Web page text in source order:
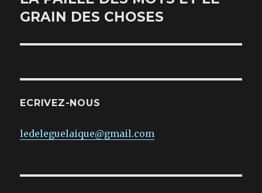
suivante :
GRAIN DES CHOSES
ECRIVEZ-NOUS
ledeleguelaique@gmail.com